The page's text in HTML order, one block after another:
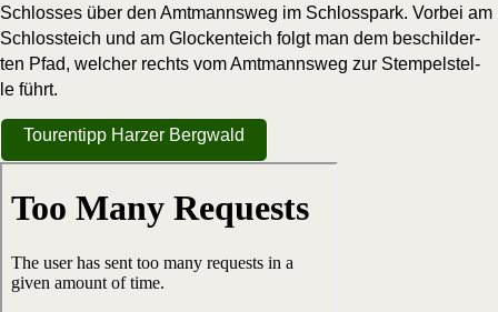
Schlos­ses über den Amt­manns­weg im Schloss­park. Vor­bei am
Schloss­teich und am Glo­cken­teich folgt man dem beschil­der­
ten Pfad, wel­cher rechts vom Amt­manns­weg zur Stem­pel­stel­
le führt.
Tou­ren­tipp Har­zer Bergwald